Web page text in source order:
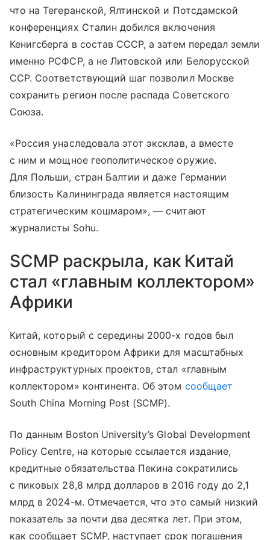
что на Тегеранской, Ялтинской и Потсдамской
конференциях Сталин добился включения
Кенигсберга в состав СССР, а затем передал земли
именно РСФСР, а не Литовской или Белорусской
ССР. Соответствующий шаг позволил Москве
сохранить регион после распада Советского
Союза.
«Россия унаследовала этот эксклав, а вместе
с ним и мощное геополитическое оружие.
Для Польши, стран Балтии и даже Германии
близость Калининграда является настоящим
стратегическим кошмаром», — считают
журналисты Sohu.
SCMP раскрыла, как Китай
стал «главным коллектором»
Африки
Китай, который с середины 2000-х годов был
основным кредитором Африки для масштабных
инфраструктурных проектов, стал «главным
коллектором» континента. Об этом сообщает
South China Morning Post (SCMP).
По данным Boston University’s Global Development
Policy Centre, на которые ссылается издание,
кредитные обязательства Пекина сократились
с пиковых 28,8 млрд долларов в 2016 году до 2,1
млрд в 2024-м. Отмечается, что это самый низкий
показатель за почти два десятка лет. При этом,
как сообщает SCMP, наступает срок погашения